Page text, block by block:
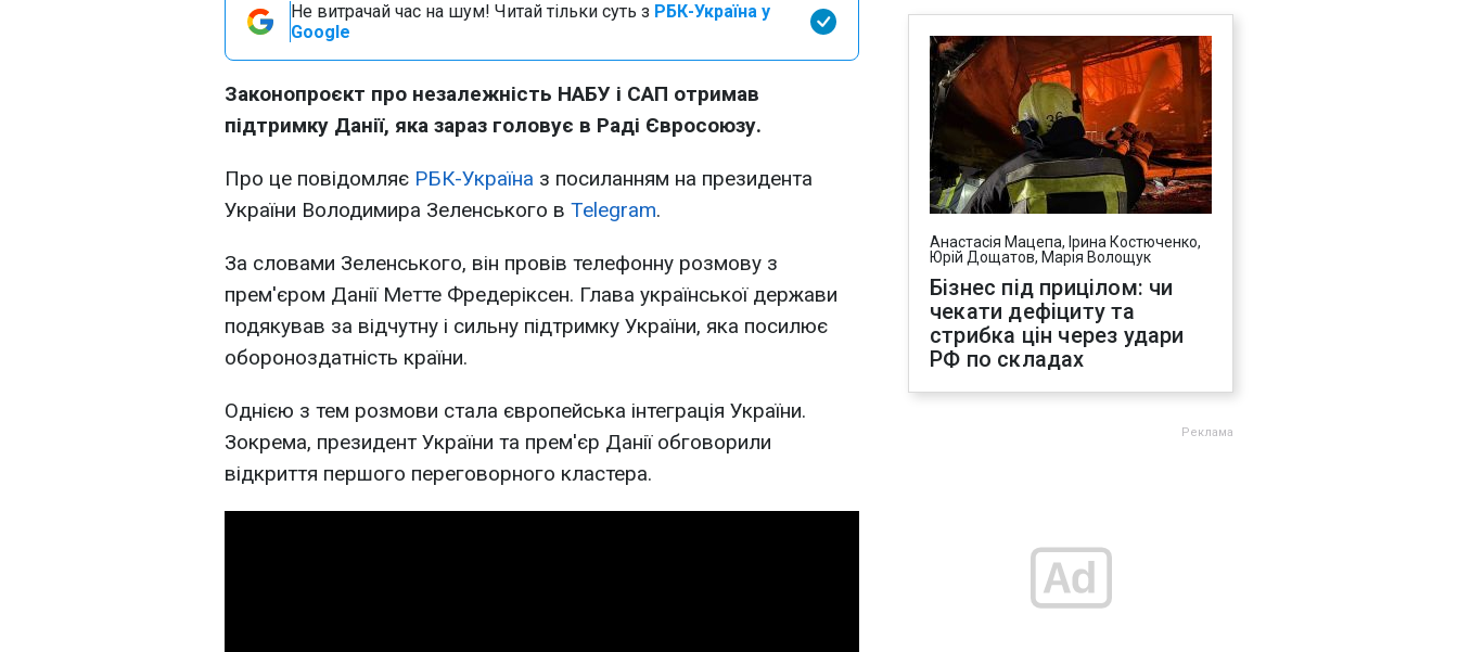
Не витрачай час на шум! Читай тільки суть з РБК-Україна у
Google
Законопроєкт про незалежність НАБУ і САП отримав
підтримку Данії, яка зараз головує в Раді Євросоюзу.
Про це повідомляє РБК-Україна з посиланням на президента
України Володимира Зеленського в Telegram.
За словами Зеленського, він провів телефонну розмову з
прем'єром Данії Метте Фредеріксен. Глава української держави
подякував за відчутну і сильну підтримку України, яка посилює
обороноздатність країни.
Однією з тем розмови стала європейська інтеграція України.
Зокрема, президент України та прем'єр Данії обговорили
відкриття першого переговорного кластера.
Анастасія Мацепа, Ірина Костюченко,
Юрій Дощатов, Марія Волощук
Бізнес під прицілом: чи
чекати дефіциту та
стрибка цін через удари
РФ по складах